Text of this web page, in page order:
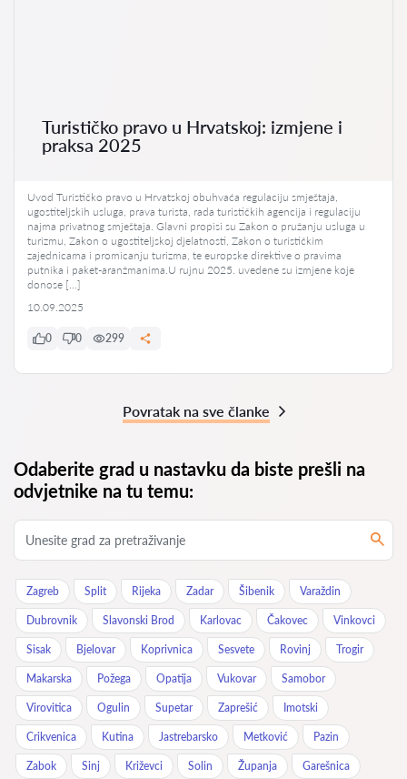
Turističko pravo u Hrvatskoj: izmjene i
praksa 2025
Uvod Turističko pravo u Hrvatskoj obuhvaća regulaciju smještaja,
ugostiteljskih usluga, prava turista, rada turističkih agencija i regulaciju
najma privatnog smještaja. Glavni propisi su Zakon o pružanju usluga u
turizmu, Zakon o ugostiteljskoj djelatnosti, Zakon o turističkim
zajednicama i promicanju turizma, te europske direktive o pravima
putnika i paket-aranžmanima.U rujnu 2025. uvedene su izmjene koje
donose […]
10.09.2025
0 0 299
Povratak na sve članke
Odaberite grad u nastavku da biste prešli na
odvjetnike na tu temu:
Zagreb Split Rijeka Zadar Šibenik Varaždin
Dubrovnik Slavonski Brod Karlovac Čakovec Vinkovci
Sisak Bjelovar Koprivnica Sesvete Rovinj Trogir
Makarska Požega Opatija Vukovar Samobor
Virovitica Ogulin Supetar Zaprešić Imotski
Crikvenica Kutina Jastrebarsko Metković Pazin
Zabok Sinj Križevci Solin Županja Garešnica